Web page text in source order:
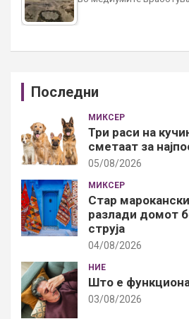
Последни
МИКСЕР
Три раси на
сметаат за
05/08/2026
МИКСЕР
Стар
разлади домот
струја
04/08/2026
НИЕ
Што е
03/08/2026